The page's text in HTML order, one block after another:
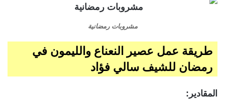
مشروبات رمضانية
طريقة عمل عصير النعناع والليمون في
رمضان للشيف سالي فؤاد
المقادير: